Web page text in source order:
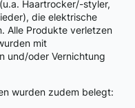
Haartrocker/-styler,
die elektrische
Alle Produkte verletzen
mit
und/oder Vernichtung
wurden zudem belegt: